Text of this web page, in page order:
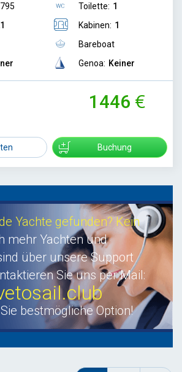
Toilette: 1
Kabinen: 1
Bareboat
Genoa: Keiner
1446
Buchung
Yachte gefunden? Kein
mehr Yachten und
über unsere Support
Sie uns per Mail:
bestmögliche Option!